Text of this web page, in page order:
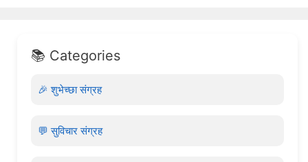
📚 Categories
🎉 शुभेच्छा संग्रह
💬 सुविचार संग्रह